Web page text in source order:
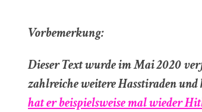
Vorbemerkung:
Dieser Text wurde im Mai 2020
zahlreiche weitere Hasstiraden
hat er beispielsweise mal wieder